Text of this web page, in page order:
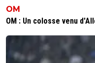
OM
OM : Un colosse venu